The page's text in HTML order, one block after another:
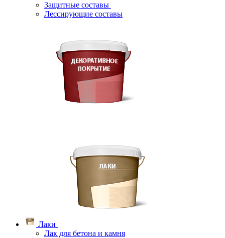
Защитные составы
Лессирующие составы
Лаки
Лак для бетона и камня